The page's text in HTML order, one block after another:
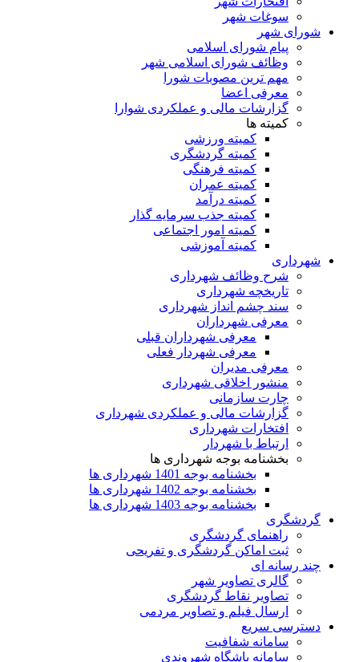
سوغات شهر
شورای شهر
پیام شورای اسلامی
وظائف شورای اسلامی شهر
مهم ترین مصوبات شورا
معرفی اعضا
گزارشات مالی و عملکردی شوارا
کمیته ها
کمیته ورزشی
کمیته گردشگری
کمیته فرهنگی
کمیته عمران
کمیته درآمد
کمیته جذب سرمایه گذار
کمیته امور اجتماعی
کمیته آموزشی
شهرداری
شرح وظائف شهرداری
تاریخچه شهرداری
سند چشم انداز شهرداری
معرفی شهرداران
معرفی شهرداران قبلی
معرفی شهردار فعلی
معرفی مدیران
منشور اخلاقی شهرداری
چارت سازمانی
گزارشات مالی و عملکردی شهرداری
افتخارات شهرداری
ارتباط با شهردار
بخشنامه بوجه شهرداری ها
بخشنامه بوجه 1401 شهرداری ها
بخشنامه بوجه 1402 شهرداری ها
بخشنامه بوجه 1403 شهرداری ها
گردشگری
راهنمای گردشگری
ثبت اماکن گردشگری و تفریحی
چند رسانه ای
گالری تصاویر شهر
تصاویر نقاط گردشگری
ارسال فیلم و تصاویر مردمی
دسترسی سریع
سامانه شفافیت
سامانه باشگاه شهروندی